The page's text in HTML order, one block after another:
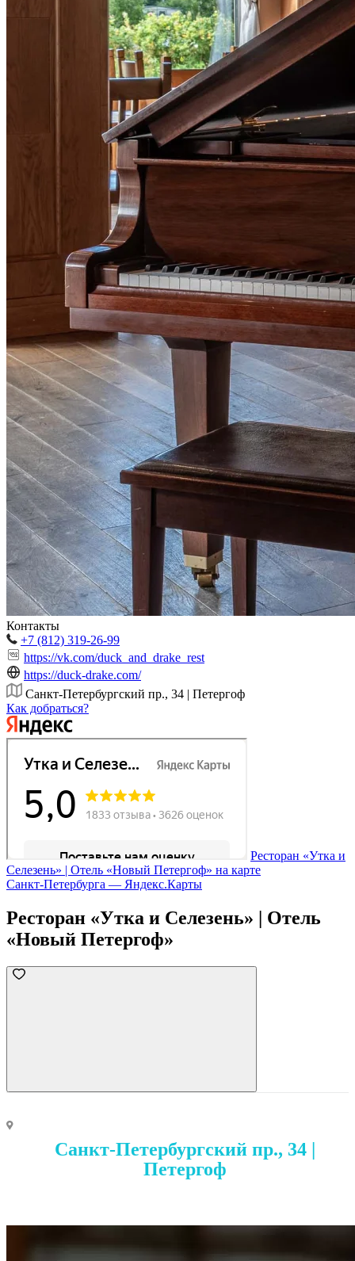
Контакты
+7 (812) 319-26-99
https://vk.com/duck_and_drake_rest
https://duck-drake.com/
Санкт-Петербургский пр., 34 | Петергоф
Как добраться?
Ресторан «Утка и
Селезень» | Отель «Новый Петергоф» на карте
Санкт‑Петербурга — Яндекс.Карты
Ресторан «Утка и Селезень» | Отель
«Новый Петергоф»
Санкт-Петербургский пр., 34 |
Петергоф